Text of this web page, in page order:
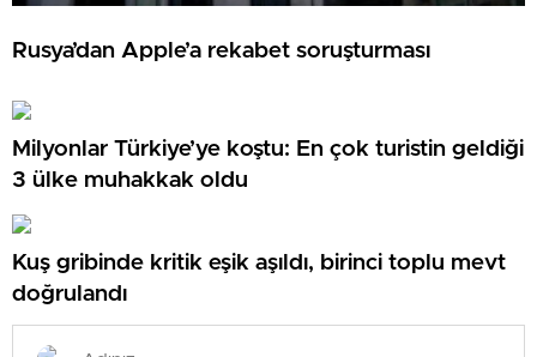
Rusya’dan Apple’a rekabet soruşturması
Milyonlar Türkiye’ye koştu: En çok turistin geldiği
3 ülke muhakkak oldu
Kuş gribinde kritik eşik aşıldı, birinci toplu mevt
doğrulandı